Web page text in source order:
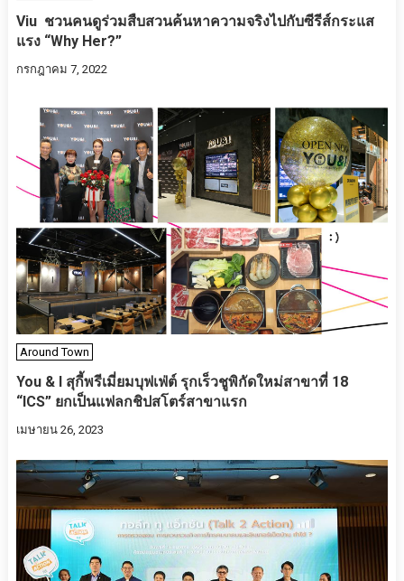
Viu ชวนคนดูร่วมสืบสวนค้นหาความจริงไปกับซีรีส์กระแส
แรง “Why Her?”
กรกฎาคม 7, 2022
Around Town
You & I สุกี้พรีเมี่ยมบุฟเฟ่ต์ รุกเร็วชูพิกัดใหม่สาขาที่ 18
“ICS” ยกเป็นแฟลกชิปสโตร์สาขาแรก
เมษายน 26, 2023